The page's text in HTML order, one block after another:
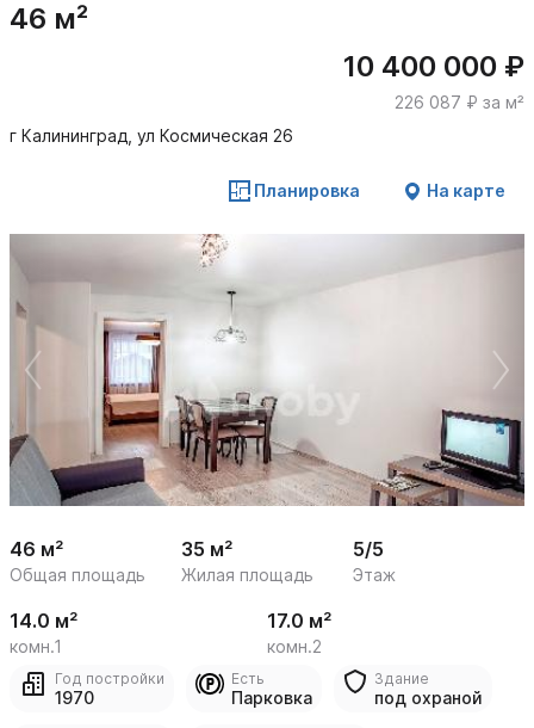
46 м²
10 400 000 ₽
226 087 ₽ за м²
г Калининград, ул Космическая 26
Планировка На карте
1
/
15
46 м²
Общая площадь
35 м²
Жилая площадь
5/5
Этаж
14.0 м²
комн.1
17.0 м²
комн.2
Год постройки
1970
Есть
Парковка
Здание
под охраной